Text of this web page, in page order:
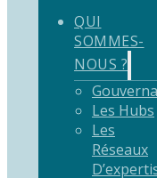
QUI
SOMMES-
NOUS ?
Les Hubs
Les
Réseaux